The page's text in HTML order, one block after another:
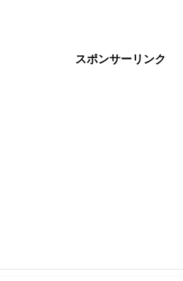
スポンサーリンク